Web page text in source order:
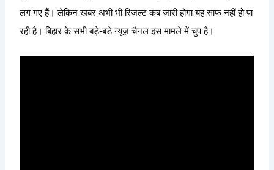
लग गए हैं। लेकिन खबर अभी भी रिजल्ट कब जारी होगा यह साफ नहीं हो पा
रही है। बिहार के सभी बड़े-बड़े न्यूज़ चैनल इस मामले में चुप है।